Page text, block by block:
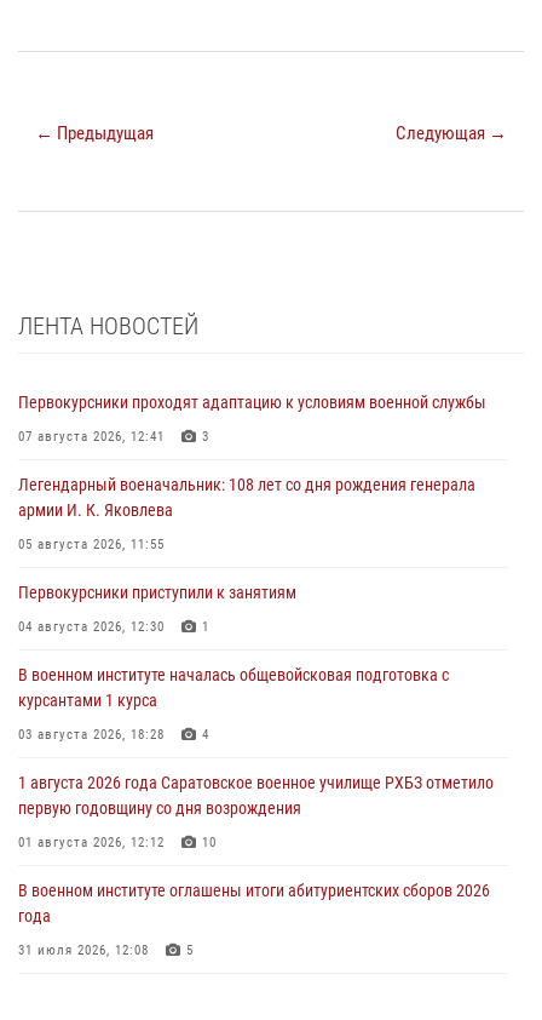
← Предыдущая Следующая →
ЛЕНТА НОВОСТЕЙ
Первокурсники проходят адаптацию к условиям военной службы
07 августа 2026, 12:41 3
Легендарный военачальник: 108 лет со дня рождения генерала
армии И. К. Яковлева
05 августа 2026, 11:55
Первокурсники приступили к занятиям
04 августа 2026, 12:30 1
В военном институте началась общевойсковая подготовка с
курсантами 1 курса
03 августа 2026, 18:28 4
1 августа 2026 года Саратовское военное училище РХБЗ отметило
первую годовщину со дня возрождения
01 августа 2026, 12:12 10
В военном институте оглашены итоги абитуриентских сборов 2026
года
31 июля 2026, 12:08 5